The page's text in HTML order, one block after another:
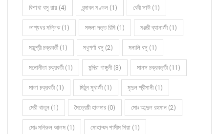
বিশাখা বসু রায় (4) বৃন্দাবন মণ্ডল (1) বেবী সাউ (1)
ভাগ্যধর মল্লিক (1) মঙ্গলা দত্ত রিমি (1) মঞ্জরী ব্যানার্জী (1)
মঞ্জুশ্রী চক্রবর্তী (1) মধুপর্ণা বসু (2) মনালি বসু (1)
মনোনীতা চক্রবর্তী (1) মন্দিরা গাঙ্গুলী (3) মানস চক্রবর্ত্তী (11)
মালা চক্রবর্তী (1) মিঠুন মুখার্জী (1) মৃদুল শ্রীমানী (1)
মেরী খাতুন (1) মৈত্রেয়ী হালদার (0) মোঃ আব্দুল রহমান (2)
মোঃ মনিরুল আলম (1) মোহাম্মদ শামীম মিয়া (1)